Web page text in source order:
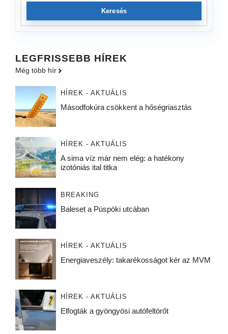
Keresés
LEGFRISSEBB HÍREK
Még több hír
HÍREK - AKTUÁLIS
Másodfokúra csökkent a hőségriasztás
HÍREK - AKTUÁLIS
A sima víz már nem elég: a hatékony
izotóniás ital titka
BREAKING
Baleset a Püspöki utcában
HÍREK - AKTUÁLIS
Energiaveszély: takarékosságot kér az MVM
HÍREK - AKTUÁLIS
Elfogták a gyöngyösi autófeltörőt